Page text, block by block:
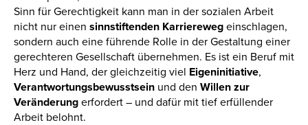
Sinn für Gerechtigkeit kann man in der sozialen Arbeit
nicht nur einen sinnstiftenden Karriereweg einschlagen,
sondern auch eine führende Rolle in der Gestaltung einer
gerechteren Gesellschaft übernehmen. Es ist ein Beruf mit
Herz und Hand, der gleichzeitig viel Eigeninitiative,
Verantwortungsbewusstsein und den Willen zur
Veränderung erfordert – und dafür mit tief erfüllender
Arbeit belohnt.